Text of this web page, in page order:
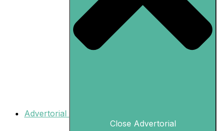
Advertorial
Close Advertorial